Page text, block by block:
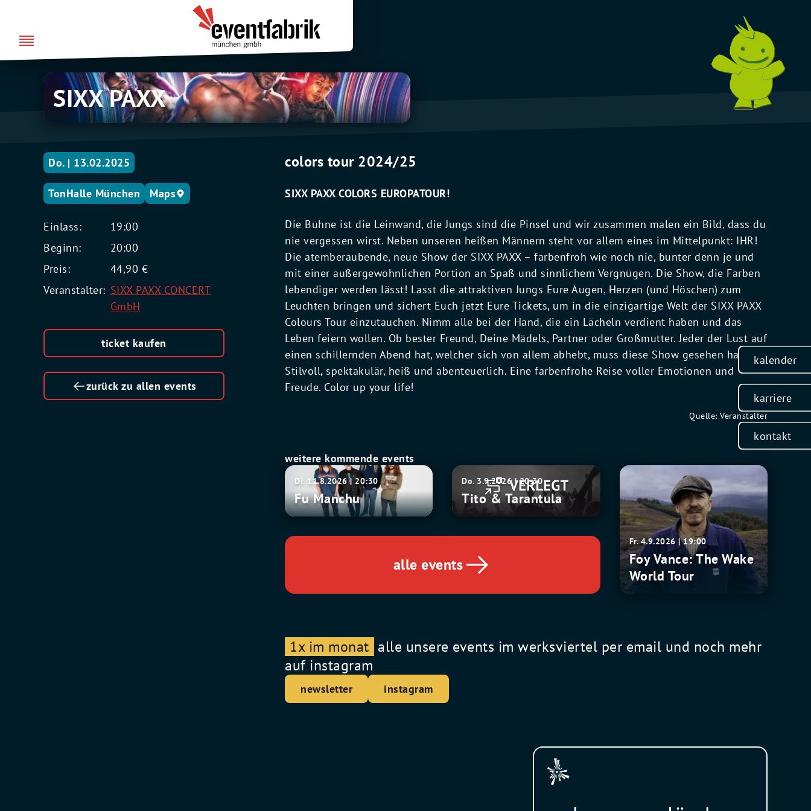
springen
kalender
karriere
kontakt
SIXX
PAXX
SIXX PAXX
colors tour 2024/25
SIXX PAXX COLORS EUROPATOUR!
Die Bühne ist die Leinwand, die Jungs sind die Pinsel und wir zusammen malen ein Bild, dass du
nie vergessen wirst. Neben unseren heißen Männern steht vor allem eines im Mittelpunkt: IHR!
Die atemberaubende, neue Show der SIXX PAXX – farbenfroh wie noch nie, bunter denn je und
mit einer außergewöhnlichen Portion an Spaß und sinnlichem Vergnügen. Die Show, die Farben
lebendiger werden lässt! Lasst die attraktiven Jungs Eure Augen, Herzen (und Höschen) zum
Leuchten bringen und sichert Euch jetzt Eure Tickets, um in die einzigartige Welt der SIXX PAXX
Colours Tour einzutauchen. Nimm alle bei der Hand, die ein Lächeln verdient haben und das
Leben feiern wollen. Ob bester Freund, Deine Mädels, Partner oder Großmutter. Jeder der Lust auf
einen schillernden Abend hat, welcher sich von allem abhebt, muss diese Show gesehen haben!
Stilvoll, spektakulär, heiß und abenteuerlich. Eine farbenfrohe Reise voller Emotionen und
Freude. Color up your life!
Quelle: Veranstalter
weitere kommende events
Fu
Manchu
Di. 11.8.2026 | 20:30
Fu Manchu
Tito
Tarantula
Do. 3.9.2026 | 20:30
Tito & Tarantula
Foy
Vance:
The
Wake
World
Tour
Fr. 4.9.2026 | 19:00
Foy Vance: The Wake
World Tour
alle events
1x im monat alle unsere events im werksviertel per email und noch mehr
auf instagram
newsletter instagram
Do. | 13.02.2025
TonHalle München Maps
Einlass:
19:00
Beginn:
20:00
Preis:
44,90 €
Veranstalter: SIXX PAXX CONCERT
GmbH
ticket kaufen
zurück zu allen events